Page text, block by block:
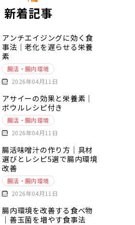
新着記事
アンチエイジングに効く食
事法｜老化を遅らせる栄養
素
腸活・腸内環境
2026年04月11日
アサイーの効果と栄養素｜
ボウルレシピ付き
腸活・腸内環境
2026年04月11日
腸活味噌汁の作り方｜具材
選びとレシピ5選で腸内環境
改善
腸活・腸内環境
2026年04月11日
腸内環境を改善する食べ物
｜善玉菌を増やす食事法